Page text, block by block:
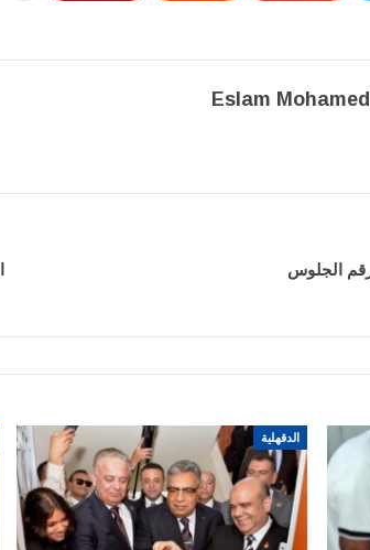
Eslam Mohamed
الدقهلية